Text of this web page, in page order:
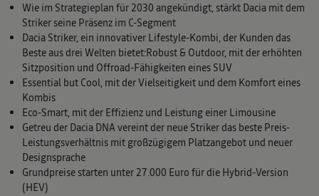
Wie im Strategieplan für 2030 angekündigt, stärkt Dacia mit dem
Striker seine Präsenz im C-Segment
Dacia Striker, ein innovativer Lifestyle-Kombi, der Kunden das
Beste aus drei Welten bietet:Robust & Outdoor, mit der erhöhten
Sitzposition und Offroad-Fähigkeiten eines SUV
Essential but Cool, mit der Vielseitigkeit und dem Komfort eines
Kombis
Eco-Smart, mit der Effizienz und Leistung einer Limousine
Getreu der Dacia DNA vereint der neue Striker das beste Preis-
Leistungsverhältnis mit großzügigem Platzangebot und neuer
Designsprache
Grundpreise starten unter 27.000 Euro für die Hybrid-Version
(HEV)